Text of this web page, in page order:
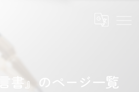
書』のページ一覧